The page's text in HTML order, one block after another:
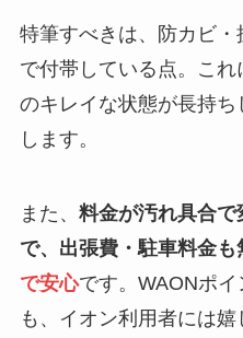
特筆すべきは、防カビ
で付帯している点。こ
のキレイな状態が長持ち
します。
また、 料金が汚れ具合で
で、出張費・駐車料金も
で安心です。WAONポ
も、イオン利用者には嬉